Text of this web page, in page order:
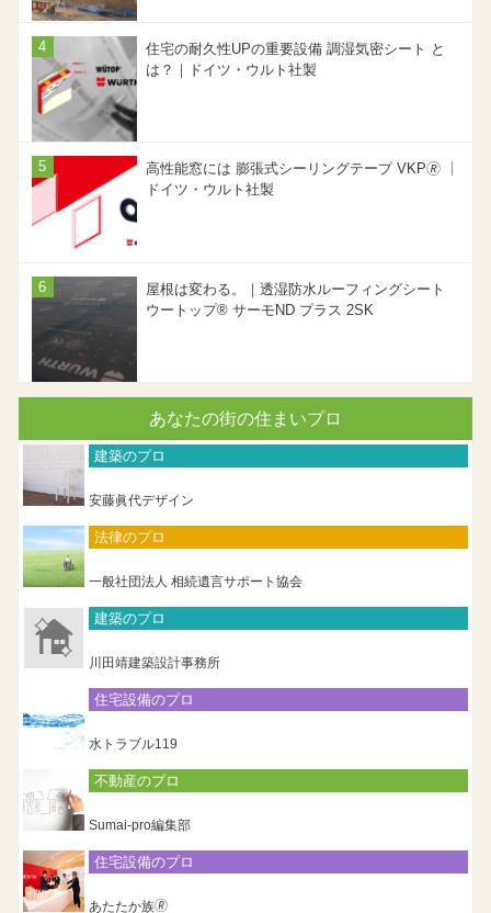
住宅の耐久性UPの重要設備 調湿気密シート と
は？｜ドイツ・ウルト社製
高性能窓には 膨張式シーリングテープ VKP🄬 ｜
ドイツ・ウルト社製
屋根は変わる。｜透湿防水ルーフィングシート
ウートップ® サーモND プラス 2SK
あなたの街の住まいプロ
建築のプロ
安藤眞代デザイン
法律のプロ
一般社団法人 相続遺言サポート協会
建築のプロ
川田靖建築設計事務所
住宅設備のプロ
水トラブル119
不動産のプロ
Sumai-pro編集部
住宅設備のプロ
あたたか族🄬